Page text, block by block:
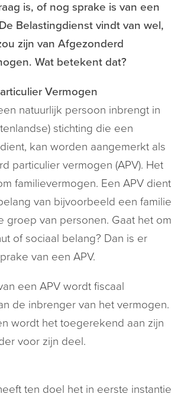
is, of nog sprake is van een
Belastingdienst vindt van wel,
zijn van Afgezonderd
Wat betekent dat?
Vermogen
natuurlijk persoon inbrengt in
stichting die een
kan worden aangemerkt als
particulier vermogen (APV). Het
familievermogen. Een APV dient
van bijvoorbeeld een familie
groep van personen. Gaat het om
of sociaal belang? Dan is er
van een APV.
een APV wordt fiscaal
de inbrenger van het vermogen.
wordt het toegerekend aan zijn
voor zijn deel.
ten doel het in eerste instantie